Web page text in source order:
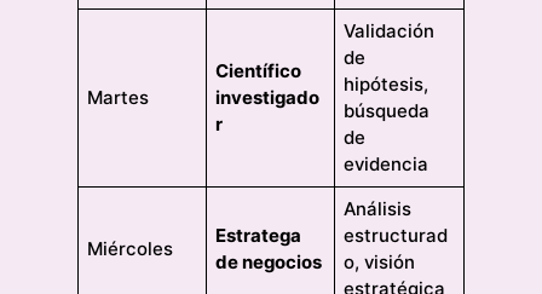
Martes
Científico
investigado
r
Validación
de
hipótesis,
búsqueda
de
evidencia
Miércoles
Estratega
de negocios
Análisis
estructurad
o, visión
estratégica